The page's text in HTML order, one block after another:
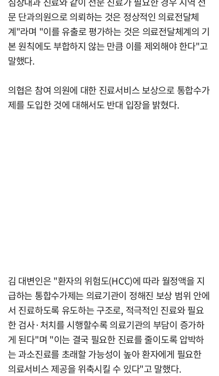
문 단과의원으로 의뢰하는 것은 정상적인 의료전달체
계"라며 "이를 유출로 평가하는 것은 의료전달체계의 기
본 원칙에도 부합하지 않는 만큼 이를 제외해야 한다"고
말했다.
의협은 참여 의원에 대한 진료서비스 보상으로 통합수가
제를 도입한 것에 대해서도 반대 입장을 밝혔다.
김 대변인은 "환자의 위험도(HCC)에 따라 월정액을 지
급하는 통합수가제는 의료기관이 정해진 보상 범위 안에
서 진료하도록 유도하는 구조로, 적극적인 진료와 필요
한 검사·처치를 시행할수록 의료기관의 부담이 증가하
게 된다"며 "이는 결국 필요한 진료를 줄이도록 압박하
는 과소진료를 초래할 가능성이 높아 환자에게 필요한
의료서비스 제공을 위축시킬 수 있다"고 말했다.